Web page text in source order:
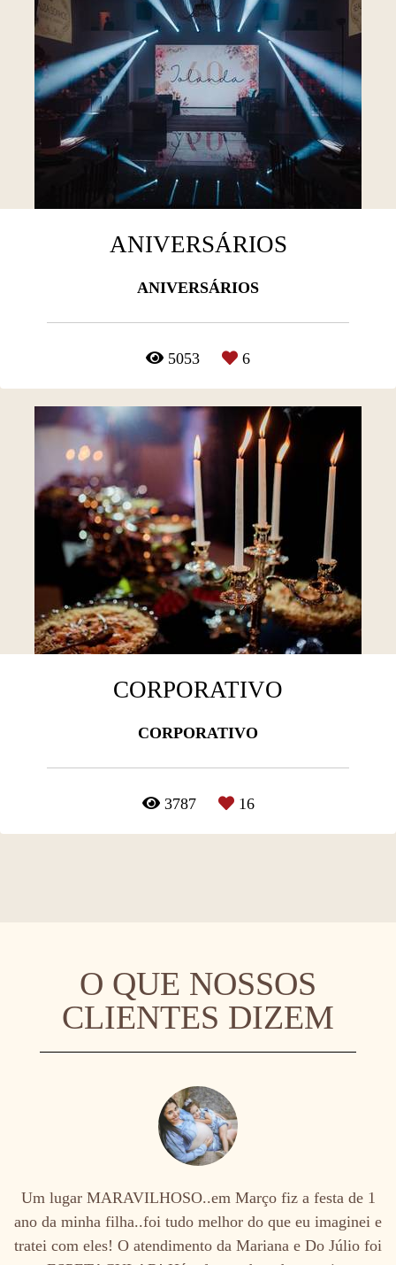
ANIVERSÁRIOS
ANIVERSÁRIOS
5053 6
CORPORATIVO
CORPORATIVO
3787 16
O QUE NOSSOS
CLIENTES DIZEM
Um lugar MARAVILHOSO..em Março fiz a festa de 1
ano da minha filha..foi tudo melhor do que eu imaginei e
tratei com eles! O atendimento da Mariana e Do Júlio foi